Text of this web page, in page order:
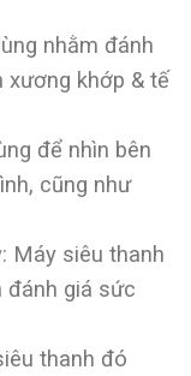
nhằm đánh
xương khớp & tế
để nhìn bên
cũng như
Máy siêu thanh
đánh giá sức
thanh đó